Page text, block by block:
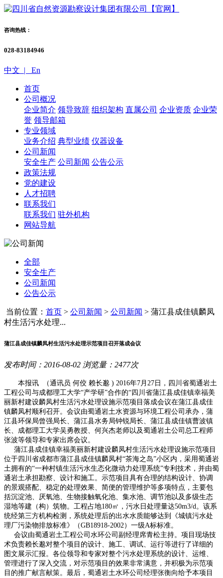
咨询热线：
028-83184946
中文 | En
首页
公司概况
企业简介 领导致辞 组织架构 直属公司 企业资质 企业荣
誉 领导邮箱
专业领域
业务介绍 典型业绩 仪器设备
公司新闻
安全生产 公司新闻 公告公示
政策法规
党的建设
人才招聘
联系我们
联系我们 驻外机构
网站导航
全部
安全生产
公司新闻
公告公示
当前位置： 首页 > 公司新闻 > 公司新闻 > 蒲江县成佳镇麟凤
村生活污水处理...
蒲江县成佳镇麟凤村生活污水处理示范项目召开落成会议
发布时间：2016-08-02 浏览量：2477次
本报讯 （通讯员 何佼 赖长邈 ) 2016年7月27日，四川省蜀通岩土
工程公司与成都理工大学“产学研”合作的“四川省蒲江县成佳镇幸福美
丽新村建设麟凤村生活污水处理设施示范项目落成会议在蒲江县成佳
镇麟凤村顺利召开。会议由蜀通岩土水资源与环境工程公司承办，蒲
江县环保局曾强局长、蒲江县水务局钟锐局长、蒲江县成佳镇曹波镇
长、成都理工大学吴勇教授、何兴杰老师以及蜀通岩土公司总工程师
张波等领导和专家出席会议。
蒲江县成佳镇幸福美丽新村建设麟凤村生活污水处理设施示范项目
位于四川省成都市蒲江县成佳镇麟凤村“茶海之岛”小区内，采用蜀通岩
土拥有的“一种村镇生活污水生态化微动力处理系统”专利技术，并由蜀
通岩土承担勘察、设计和施工。示范项目具有合理的结构设计、协调
的景观搭配、稳定的处理效果、简便的管理维护等多项特点，主要包
括沉淀池、厌氧池、生物接触氧化池、集水池、调节池以及多级生态
湿地等建（构）筑物。工程占地180㎡，污水日处理量达50m3/d。该系
统经第三方机构检测，系统处理后的出水水质能够达到《城镇污水处
理厂污染物排放标准》（GB18918-2002）一级A标标准。
会议由蜀通岩土工程公司水环公司副经理席青松主持。项目现场技
术负责赖长邈对整个项目的设计、施工、调试、运行等进行了详细的
图文展示汇报。各位领导和专家对整个污水处理系统的设计、运维、
管理进行了深入交流，对示范项目的效果非常满意，并积极为示范项
目的推广献言献策。 最后，蜀通岩土水环公司经理张衡向给予本项目